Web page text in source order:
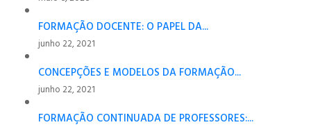
FORMAÇÃO DOCENTE: O PAPEL DA...
junho 22, 2021
CONCEPÇÕES E MODELOS DA FORMAÇÃO...
junho 22, 2021
FORMAÇÃO CONTINUADA DE PROFESSORES:...